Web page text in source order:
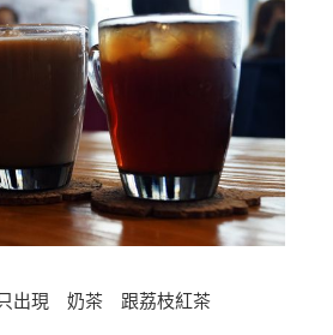
出現 奶茶 跟荔枝紅茶